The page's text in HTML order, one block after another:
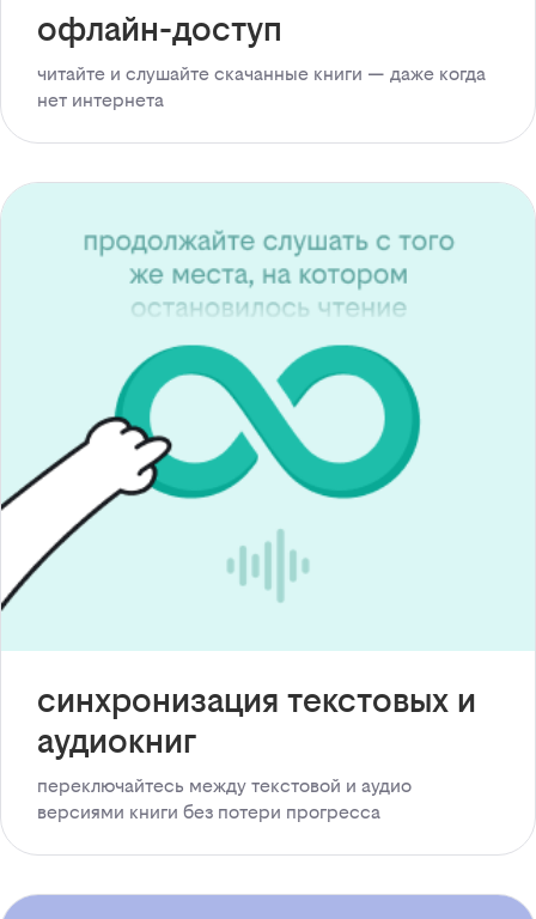
офлайн-доступ
читайте и слушайте скачанные книги — даже когда
нет интернета
синхронизация текстовых и
аудиокниг
переключайтесь между текстовой и аудио
версиями книги без потери прогресса